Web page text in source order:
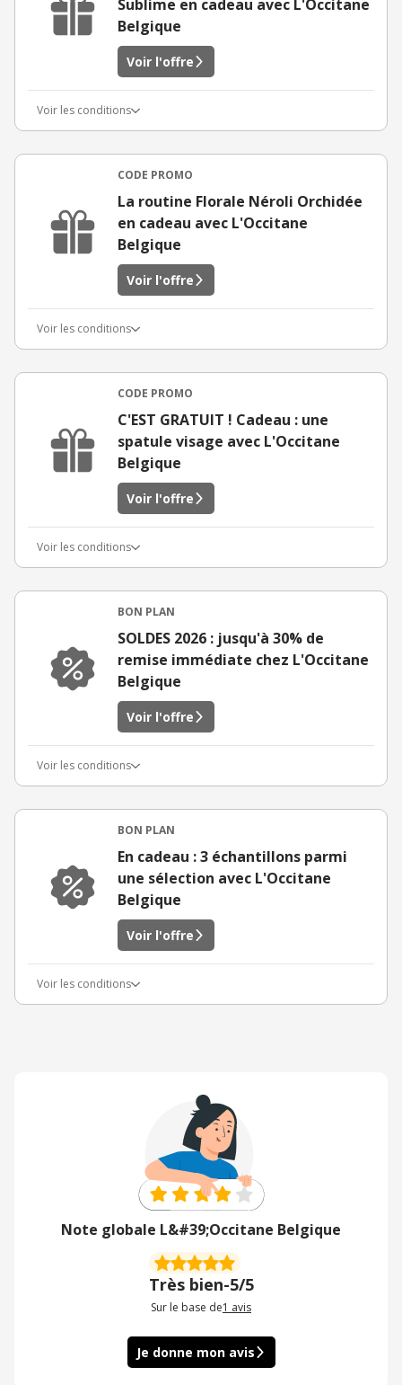
Sublime en cadeau avec L'Occitane
Belgique
Voir l'offre
Voir les conditions
CODE PROMO
La routine Florale Néroli Orchidée
en cadeau avec L'Occitane
Belgique
Voir l'offre
Voir les conditions
CODE PROMO
C'EST GRATUIT ! Cadeau : une
spatule visage avec L'Occitane
Belgique
Voir l'offre
Voir les conditions
BON PLAN
SOLDES 2026 : jusqu'à 30% de
remise immédiate chez L'Occitane
Belgique
Voir l'offre
Voir les conditions
BON PLAN
En cadeau : 3 échantillons parmi
une sélection avec L'Occitane
Belgique
Voir l'offre
Voir les conditions
Note globale L&#39;Occitane Belgique
Très bien-5/5
Sur le base de1 avis
Je donne mon avis